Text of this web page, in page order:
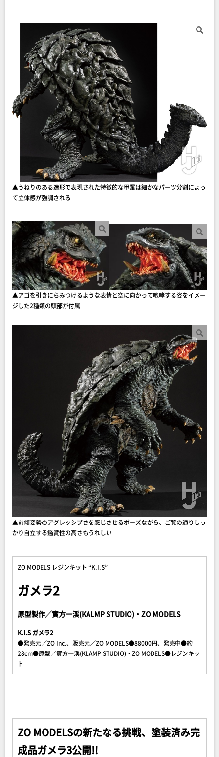
▲うねりのある造形で表現された特徴的な甲羅は細かなパーツ分割によっ
て立体感が強調される
▲アゴを引きにらみつけるような表情と空に向かって咆哮する姿をイメー
ジした2種類の頭部が付属
▲前傾姿勢のアグレッシブさを感じさせるポーズながら、ご覧の通りしっ
かり自立する鑑賞性の高さもうれしい
ZO MODELS レジンキット “K.I.S”
ガメラ2
原型製作／實方一渓(KALMP STUDIO)・ZO MODELS
K.I.S ガメラ2
●発売元／ZO Inc.、販売元／ZO MODELS●88000円、発売中●約
28cm●原型／實方一渓(KLAMP STUDIO)・ZO MODELS●レジンキッ
ト
ZO MODELSの新たなる挑戦、塗装済み完
成品ガメラ3公開!!